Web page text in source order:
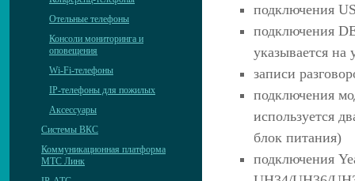
Отельные телефоны
Консоли мониторинга и
оповещения
Wi-Fi-телефоны
IP-телефоны для пожилых
Аксессуары
Системы ВКС
Коммуникационная платформа
МТС Линк
подключения
подключения
указывается на
записи
подключения
используется
блок питания)
подключения